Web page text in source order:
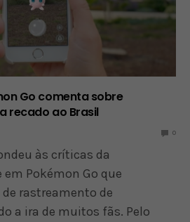
Go comenta sobre
recado ao Brasil
0
às críticas da
Pokémon Go que
rastreamento de
a ira de muitos fãs. Pelo